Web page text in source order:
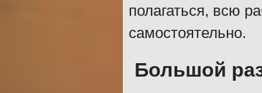
полагаться, всю
самостоятельно.
Большой